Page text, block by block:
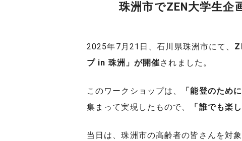
珠洲市でZEN大学生企
2025年7月21日、石川県珠洲市にて、
プ in 珠洲」が開催されました。
このワークショップは、 「能登のため
集まって実現したもので、
「誰でも楽
当日は、珠洲市の高齢者の皆さんを対